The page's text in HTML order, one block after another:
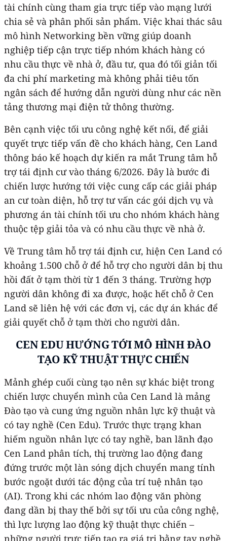
tài chính cùng tham gia trực tiếp vào mạng lưới
chia sẻ và phân phối sản phẩm. Việc khai thác sâu
mô hình Networking bền vững giúp doanh
nghiệp tiếp cận trực tiếp nhóm khách hàng có
nhu cầu thực về nhà ở, đầu tư, qua đó tối giản tối
đa chi phí marketing mà không phải tiêu tốn
ngân sách để hướng dẫn người dùng như các nền
tảng thương mại điện tử thông thường.
Bên cạnh việc tối ưu công nghệ kết nối, để giải
quyết trực tiếp vấn đề cho khách hàng, Cen Land
thông báo kế hoạch dự kiến ra mắt Trung tâm hỗ
trợ tái định cư vào tháng 6/2026. Đây là bước đi
chiến lược hướng tới việc cung cấp các giải pháp
an cư toàn diện, hỗ trợ tư vấn các gói dịch vụ và
phương án tài chính tối ưu cho nhóm khách hàng
thuộc tệp giải tỏa và có nhu cầu thực về nhà ở.
Về Trung tâm hỗ trợ tái định cư, hiện Cen Land có
khoảng 1.500 chỗ ở để hỗ trợ cho người dân bị thu
hồi đất ở tạm thời từ 1 đến 3 tháng. Trường hợp
người dân không đi xa được, hoặc hết chỗ ở Cen
Land sẽ liên hệ với các đơn vị, các dự án khác để
giải quyết chỗ ở tạm thời cho người dân.
CEN EDU HƯỚNG TỚI MÔ HÌNH ĐÀO
TẠO KỸ THUẬT THỰC CHIẾN
Mảnh ghép cuối cùng tạo nên sự khác biệt trong
chiến lược chuyển mình của Cen Land là mảng
Đào tạo và cung ứng nguồn nhân lực kỹ thuật và
có tay nghề (Cen Edu). Trước thực trạng khan
hiếm nguồn nhân lực có tay nghề, ban lãnh đạo
Cen Land phân tích, thị trường lao động đang
đứng trước một làn sóng dịch chuyển mang tính
bước ngoặt dưới tác động của trí tuệ nhân tạo
(AI). Trong khi các nhóm lao động văn phòng
đang dần bị thay thế bởi sự tối ưu của công nghệ,
thì lực lượng lao động kỹ thuật thực chiến –
những người trực tiếp tạo ra giá trị bằng tay nghề